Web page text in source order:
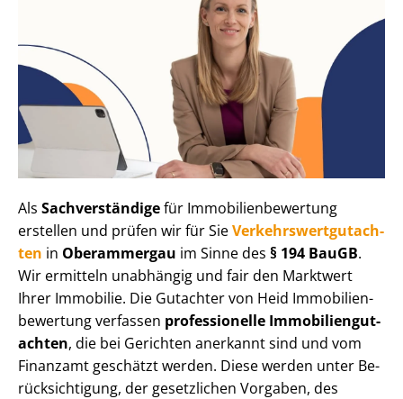
Als Sachverständigefür Im­mo­bi­li­en­be­wer­tung
erstellen und prüfen wir für SieVer­kehrs­wert­gut­ach­
ten in Oberammergau im Sinne des § 194 BauGB.
Wir ermitteln unabhängig und fair den Marktwert
Ihrer Immobilie. Die Gutachter von Heid Im­mo­bi­li­en­
be­wer­tung verfassen professionelle Im­mo­bi­li­en­gut­
ach­ten, die bei Gerichten anerkannt sind und vom
Finanzamt geschätzt werden. Diese werden unter Be­
rück­sich­ti­gung, der gesetzlichen Vorgaben, des